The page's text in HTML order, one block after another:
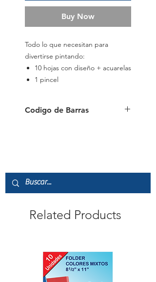
Buy Now
Todo lo que necesitan para
divertirse pintando:
10 hojas con diseño + acuarelas
1 pincel
Codigo de Barras
Related Products